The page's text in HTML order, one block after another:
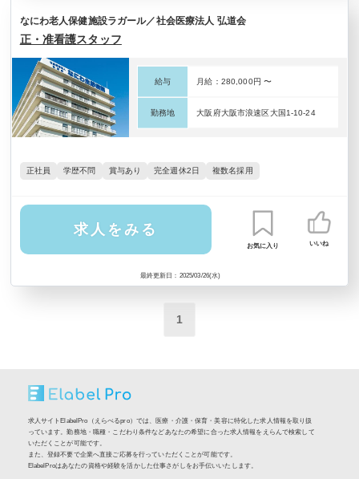
なにわ老人保健施設ラガール／社会医療法人 弘道会
正・准看護スタッフ
正社員 学歴不問 賞与あり 完全週休2日 複数名採用
給与 月給：280,000円 〜
勤務地 大阪府大阪市浪速区大国1-10-24
最終更新日：2025/03/26(水)
求人をみる
お気に入り いいね
1
求人サイトElabelPro（えらべるpro）では、医療・介護・保育・美容に特化した求人情報を取り扱
っています。勤務地・職種・こだわり条件などあなたの希望に合った求人情報をえらんで検索して
いただくことが可能です。
また、登録不要で企業へ直接ご応募を行っていただくことが可能です。
ElabelProはあなたの資格や経験を活かした仕事さがしをお手伝いいたします。